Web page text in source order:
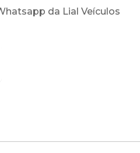
da Lial Veículos